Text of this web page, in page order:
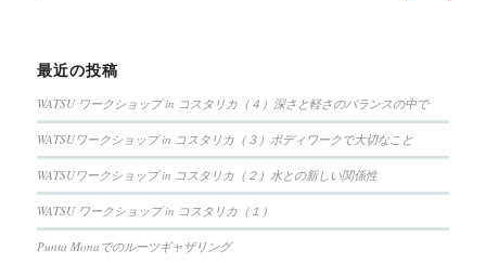
最近の投稿
WATSU ワークショップ in コスタリカ（４）深さと軽さのバランスの中で
WATSUワークショップ in コスタリカ（３）ボディワークで大切なこと
WATSUワークショップ in コスタリカ（２）水との新しい関係性
WATSU ワークショップ in コスタリカ（１）
Punta Monaでのルーツギャザリング